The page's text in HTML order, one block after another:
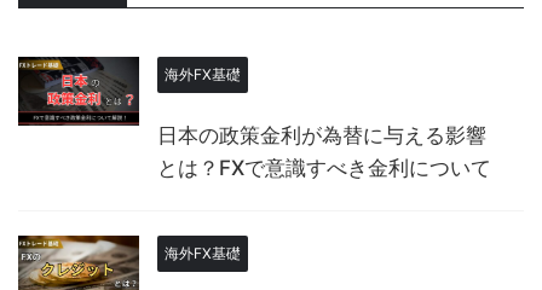
海外FX基礎
日本の政策金利が為替に与える影響
とは？FXで意識すべき金利について
海外FX基礎